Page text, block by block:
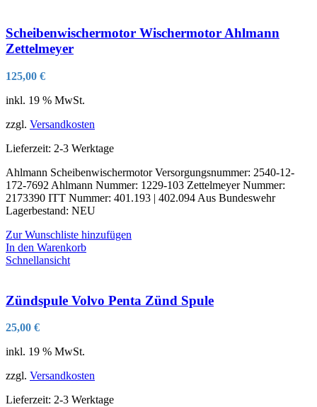
Scheibenwischermotor Wischermotor Ahlmann
Zettelmeyer
125,00 €
inkl. 19 % MwSt.
zzgl. Versandkosten
Lieferzeit: 2-3 Werktage
Ahlmann Scheibenwischermotor Versorgungsnummer: 2540-12-
172-7692 Ahlmann Nummer: 1229-103 Zettelmeyer Nummer:
2173390 ITT Nummer: 401.193 | 402.094 Aus Bundeswehr
Lagerbestand: NEU
Zur Wunschliste hinzufügen
In den Warenkorb
Schnellansicht
Zündspule Volvo Penta Zünd Spule
25,00 €
inkl. 19 % MwSt.
zzgl. Versandkosten
Lieferzeit: 2-3 Werktage